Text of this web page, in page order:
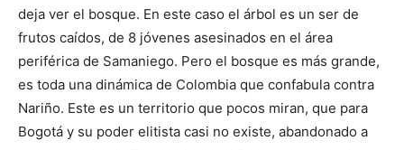
deja ver el bosque. En este caso el árbol es un ser de
frutos caídos, de 8 jóvenes asesinados en el área
periférica de Samaniego. Pero el bosque es más grande,
es toda una dinámica de Colombia que confabula contra
Nariño. Este es un territorio que pocos miran, que para
Bogotá y su poder elitista casi no existe, abandonado a